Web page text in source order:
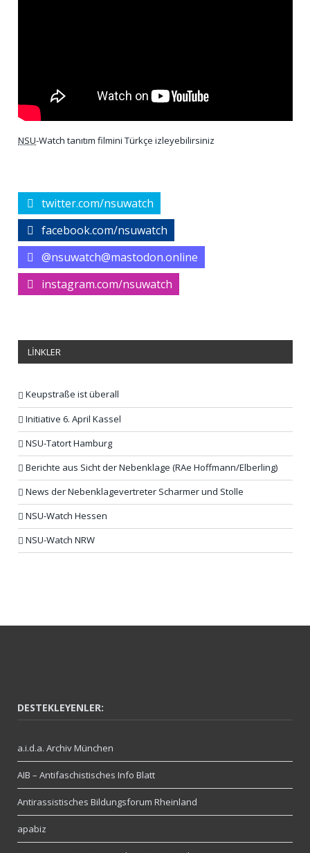
NSU-Watch tanıtım filmini Türkçe izleyebilirsiniz
twitter.com/nsuwatch
facebook.com/nsuwatch
@nsuwatch@mastodon.online
instagram.com/nsuwatch
LİNKLER
Keupstraße ist überall
Initiative 6. April Kassel
NSU-Tatort Hamburg
Berichte aus Sicht der Nebenklage (RAe Hoffmann/Elberling)
News der Nebenklagevertreter Scharmer und Stolle
NSU-Watch Hessen
NSU-Watch NRW
DESTEKLEYENLER:
a.i.d.a. Archiv München
AIB – Antifaschistisches Info Blatt
Antirassistisches Bildungsforum Rheinland
apabiz